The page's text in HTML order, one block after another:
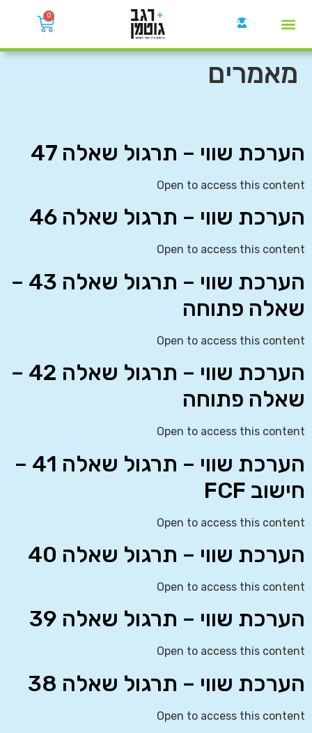
0
מאמרים
הערכת שווי – תרגול שאלה 47
Open to access this content
הערכת שווי – תרגול שאלה 46
Open to access this content
הערכת שווי – תרגול שאלה 43 –
שאלה פתוחה
Open to access this content
הערכת שווי – תרגול שאלה 42 –
שאלה פתוחה
Open to access this content
הערכת שווי – תרגול שאלה 41 –
חישוב FCF
Open to access this content
הערכת שווי – תרגול שאלה 40
Open to access this content
הערכת שווי – תרגול שאלה 39
Open to access this content
הערכת שווי – תרגול שאלה 38
Open to access this content